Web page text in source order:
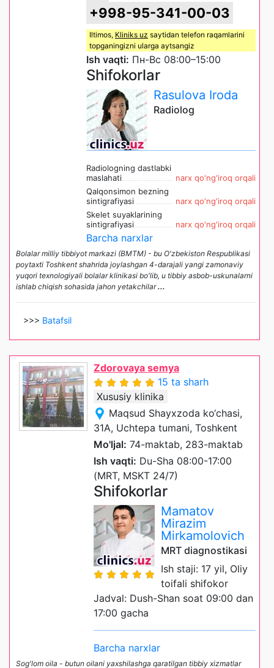
+998-95-341-00-03
Iltimos, Kliniks uz saytidan telefon raqamlarini
topganingizni ularga aytsangiz
Ish vaqti: Пн-Вс 08:00–15:00
Shifokorlar
Rasulova Iroda
Radiolog
Radiologning dastlabki
maslahati
narx qo'ng'iroq orqali
Qalqonsimon bezning
sintigrafiyasi
narx qo'ng'iroq orqali
Skelet suyaklarining
sintigrafiyasi
narx qo'ng'iroq orqali
Barcha narxlar
Bolalar milliy tibbiyot markazi (BMTM) - bu O'zbekiston Respublikasi
poytaxti Toshkent shahrida joylashgan 4-darajali yangi zamonaviy
yuqori texnologiyali bolalar klinikasi bo'lib, u tibbiy asbob-uskunalarni
ishlab chiqish sohasida jahon yetakchilar...
>>> Batafsil
Zdorovaya semya
15 ta sharh
Xususiy klinika
Maqsud Shayxzoda ko‘chasi,
31А, Uchtepa tumani, Toshkent
Mo'ljal: 74-maktab, 283-maktab
Ish vaqti: Du-Sha 08:00-17:00
(MRT, MSKT 24/7)
Shifokorlar
Mamatov
Mirazim
Mirkamolovich
MRT diagnostikasi
Ish staji: 17 yil, Oliy
toifali shifokor
Jadval: Dush-Shan soat 09:00 dan
17:00 gacha
Barcha narxlar
Sog'lom oila - butun oilani yaxshilashga qaratilgan tibbiy xizmatlar